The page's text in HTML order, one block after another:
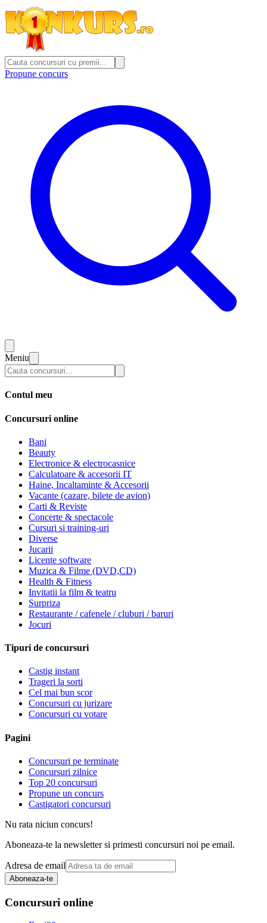
Propune concurs
Meniu
Contul meu
Concursuri online
Bani
Beauty
Electronice & electrocasnice
Calculatoare & accesorii IT
Haine, Incaltaminte & Accesorii
Vacante (cazare, bilete de avion)
Carti & Reviste
Concerte & spectacole
Cursuri si training-uri
Diverse
Jucarii
Licente software
Muzica & Filme (DVD,CD)
Health & Fitness
Invitatii la film & teatru
Surpriza
Restaurante / cafenele / cluburi / baruri
Jocuri
Tipuri de concursuri
Castig instant
Trageri la sorti
Cel mai bun scor
Concursuri cu jurizare
Concursuri cu votare
Pagini
Concursuri pe terminate
Concursuri zilnice
Top 20 concursuri
Propune un concurs
Castigatori concursuri
Nu rata niciun concurs!
Aboneaza-te la newsletter si primesti concursuri noi pe email.
Adresa de email
Aboneaza-te
Concursuri online